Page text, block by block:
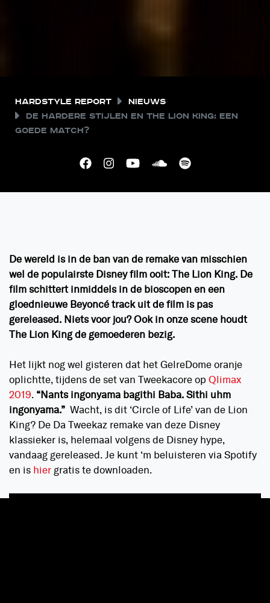
Hardstyle Report
Nieuws
De hardere stijlen en The Lion King: een
goede match?
De wereld is in de ban van de remake van misschien
wel de populairste Disney film ooit: The Lion King. De
film schittert inmiddels in de bioscopen en een
gloednieuwe Beyoncé track uit de film is pas
gereleased. Niets voor jou? Ook in onze scene houdt
The Lion King de gemoederen bezig.
Het lijkt nog wel gisteren dat het GelreDome oranje
oplichtte, tijdens de set van Tweekacore op Qlimax
2019. “Nants ingonyama bagithi Baba. Sithi uhm
ingonyama.” Wacht, is dit ‘Circle of Life’ van de Lion
King? De Da Tweekaz remake van deze Disney
klassieker is, helemaal volgens de Disney hype,
vandaag gereleased. Je kunt ‘m beluisteren via Spotify
en is hiergratis te downloaden.